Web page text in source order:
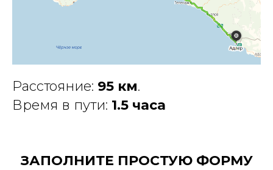
Расстояние: 95 км.
Время в пути: 1.5 часа
ЗАПОЛНИТЕ ПРОСТУЮ ФОРМУ